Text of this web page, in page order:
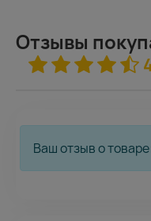
Отзывы
Ваш отзыв о